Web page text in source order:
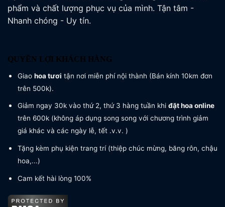
phẩm và chất lượng phục vụ của mình. Tận tâm -
Nhanh chóng - Uy tín.
QUYỀN LỢI KHÁCH HÀNG
Giao hoa tươi tận nơi miễn phí nội thành (Bán kính 10km đơn
trên 500k).
Giảm ngay 30k vào thứ 2, thứ 3 hàng tuần khi đặt hoa online
trên 600k (không áp dụng song song với chương trình giảm
giá khác và các ngày lễ, tết .v.v. )
Tặng kèm phụ kiện trang trí (thiệp chúc mừng, băng rôn, chậu
hoa,...)
Cam kết hài lòng 100%